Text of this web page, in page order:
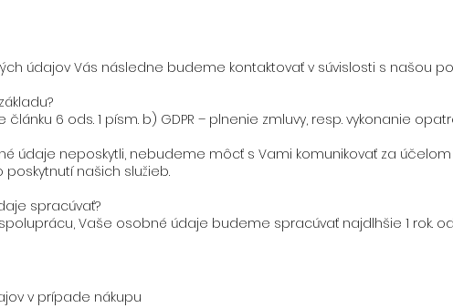
údajov Vás následne budeme kontaktovať v súvislosti s našou
6 ods. 1 písm. b) GDPR – plnenie zmluvy, resp. vykonanie
údaje neposkytli, nebudeme môcť s Vami komunikovať za
našich služieb.
spracúvať?
Vaše osobné údaje budeme spracúvať najdlhšie 1 rok.
v prípade nákupu